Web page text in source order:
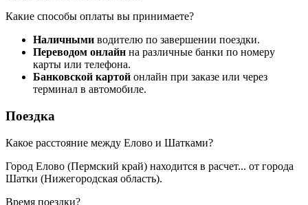
Какие способы оплаты вы принимаете?
Наличными водителю по завершении поездки.
Переводом онлайн на различные банки по номеру
карты или телефона.
Банковской картой онлайн при заказе или через
терминал в автомобиле.
Поездка
Какое расстояние между Елово и Шатками?
Город Елово (Пермский край) находится в расчет... от города
Шатки (Нижегородская область).
Время поездки?